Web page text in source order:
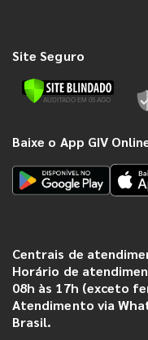
Site Seguro
Baixe o App GIV
Centrais de
Horário de
08h às 17h (exceto
Atendimento via
Brasil.